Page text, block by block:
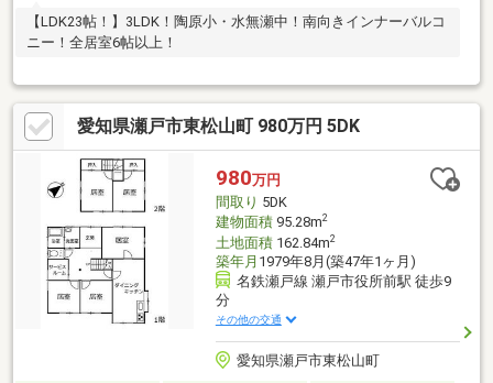
【LDK23帖！】3LDK！陶原小・水無瀬中！南向きインナーバルコ
ニー！全居室6帖以上！
愛知県瀬戸市東松山町 980万円 5DK
980万円
間取り 5DK
建物面積95.28m2
土地面積162.84m2
築年月 1979年8月(築47年1ヶ月)
名鉄瀬戸線 瀬戸市役所前駅 徒歩9
分
その他の交通
愛知県瀬戸市東松山町